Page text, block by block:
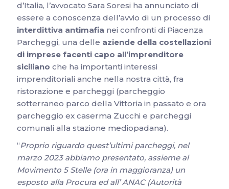
d’Italia, l’avvocato Sara Soresi ha annunciato di
essere a conoscenza dell’avvio di un processo di
interdittiva antimafia nei confronti di Piacenza
Parcheggi, una delle aziende della costellazioni
di imprese facenti capo all’imprenditore
siciliano che ha importanti interessi
imprenditoriali anche nella nostra città, fra
ristorazione e parcheggi (parcheggio
sotterraneo parco della Vittoria in passato e ora
parcheggio ex caserma Zucchi e parcheggi
comunali alla stazione mediopadana).
“Proprio riguardo quest’ultimi parcheggi, nel
marzo 2023 abbiamo presentato, assieme al
Movimento 5 Stelle (ora in maggioranza) un
esposto alla Procura ed all’ ANAC (Autorità